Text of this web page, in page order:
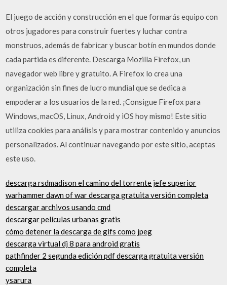
El juego de acción y construcción en el que formarás equipo con
otros jugadores para construir fuertes y luchar contra
monstruos, además de fabricar y buscar botín en mundos donde
cada partida es diferente. Descarga Mozilla Firefox, un
navegador web libre y gratuito. A Firefox lo crea una
organización sin fines de lucro mundial que se dedica a
empoderar a los usuarios de la red. ¡Consigue Firefox para
Windows, macOS, Linux, Android y iOS hoy mismo! Este sitio
utiliza cookies para análisis y para mostrar contenido y anuncios
personalizados. Al continuar navegando por este sitio, aceptas
este uso.
descarga rsdmadison el camino del torrente jefe superior
warhammer dawn of war descarga gratuita versión completa
descargar archivos usando cmd
descargar películas urbanas gratis
cómo detener la descarga de gifs como jpeg
descarga virtual dj 8 para android gratis
pathfinder 2 segunda edición pdf descarga gratuita versión
completa
ysarura